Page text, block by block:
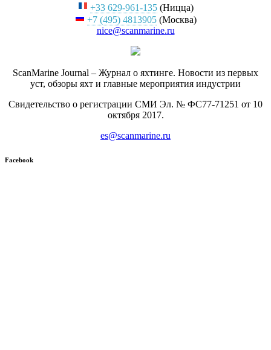
+33 629-961-135(Ницца)
+7 (495) 4813905(Москва)
nice@scanmarine.ru
ScanMarine Journal – Журнал о яхтинге. Новости из первых
уст, обзоры яхт и главные мероприятия индустрии
Свидетельство о регистрации СМИ Эл. № ФС77-71251 от 10
октября 2017.
es@scanmarine.ru
Facebook